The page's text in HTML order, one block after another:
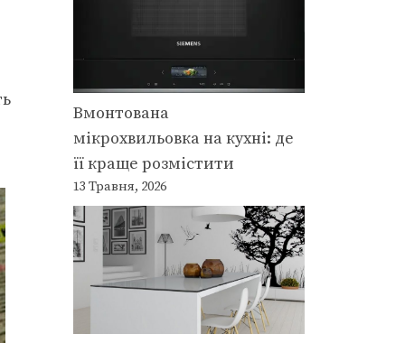
Вмонтована
мікрохвильовка на кухні: де
її краще розмістити
13 Травня, 2026